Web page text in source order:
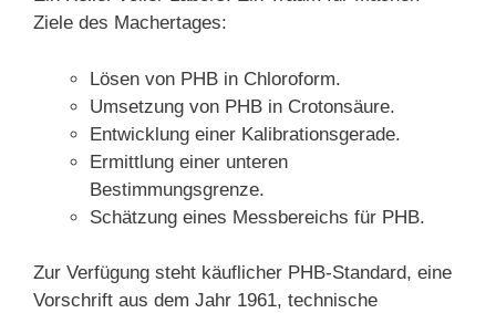
Ziele des Machertages:
Lösen von PHB in Chloroform.
Umsetzung von PHB in Crotonsäure.
Entwicklung einer Kalibrationsgerade.
Ermittlung einer unteren
Bestimmungsgrenze.
Schätzung eines Messbereichs für PHB.
Zur Verfügung steht käuflicher PHB-Standard, eine
Vorschrift aus dem Jahr 1961, technische